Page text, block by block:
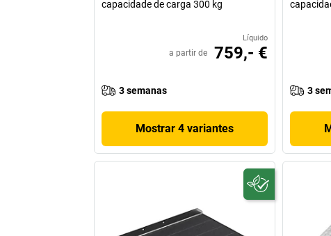
capacidade de carga 300 kg
Líquido
a partir de 759,- €
3 semanas
Mostrar 4 variantes
3